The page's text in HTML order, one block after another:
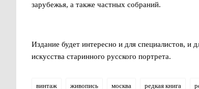
зарубежья, а также частных собраний.
Издание будет интересно и для специалистов, и
искусства старинного русского портрета.
винтаж живопись москва редкая книга